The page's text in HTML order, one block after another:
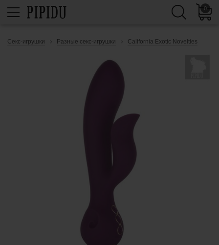
0
Секс-игрушки Разные секс-игрушки California Exotic Novelties